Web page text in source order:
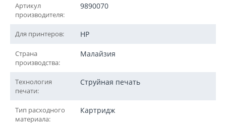
Артикул
производителя:
9890070
Для принтеров: HP
Страна
производства:
Малайзия
Технология
печати:
Струйная печать
Тип расходного
материала:
Картридж